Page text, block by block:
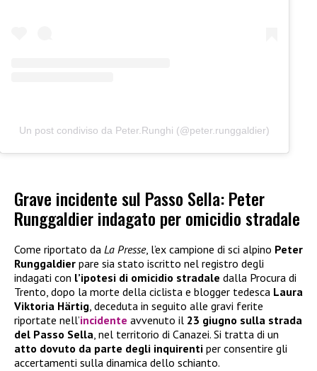
Un post condiviso da Peter.Runghi (@peter.runggaldier)
Grave incidente sul Passo Sella: Peter
Runggaldier indagato per omicidio stradale
Come riportato da La Presse, l’ex campione di sci alpino Peter
Runggaldier pare sia stato iscritto nel registro degli
indagati con l’ipotesi di omicidio stradale dalla Procura di
Trento, dopo la morte della ciclista e blogger tedesca Laura
Viktoria Härtig, deceduta in seguito alle gravi ferite
riportate nell’incidente avvenuto il 23 giugno sulla strada
del Passo Sella, nel territorio di Canazei. Si tratta di un
atto dovuto da parte degli inquirenti per consentire gli
accertamenti sulla dinamica dello schianto.